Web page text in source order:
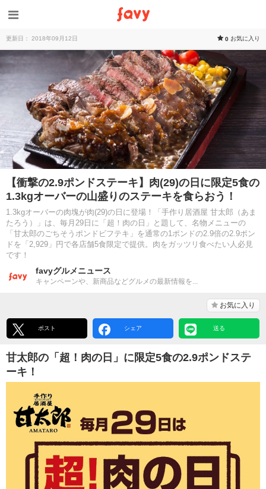
更新日： 2018年09月12日 0 お気に入り
【衝撃の2.9ポンドステーキ】肉(29)の日に限定5食の
1.3kgオーバーの山盛りのステーキを食らおう！
1.3kgオーバーの肉塊が肉(29)の日に登場！「手作り居酒屋 甘太郎（あま
たろう）」は、毎月29日に「超！肉の日」と題して、名物メニューの
「甘太郎のごちそうポンドビフテキ」を通常の1ポンドの2.9倍の2.9ポン
ドを「2,929」円で各店舗5食限定で提供。肉をガッツリ食べたい人必見
です！
favyグルメニュース
キャンペーンや、新商品などグルメの最新情報を...
お気に入り
ポスト シェア 送る
甘太郎の「超！肉の日」に限定5食の2.9ポンドステ
ーキ！